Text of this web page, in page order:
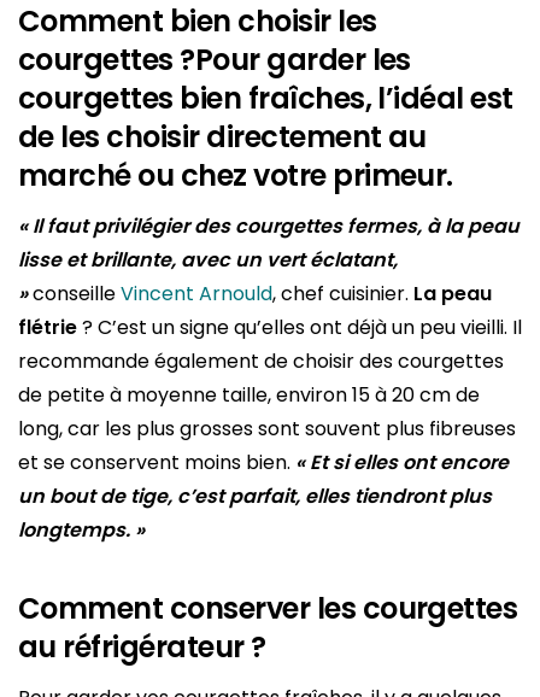
Comment bien choisir les
courgettes ?Pour garder les
courgettes bien fraîches, l’idéal est
de les choisir directement au
marché ou chez votre primeur.
« Il faut privilégier des courgettes fermes, à la peau
lisse et brillante, avec un vert éclatant,
»conseilleVincent Arnould, chef cuisinier. La peau
flétrie? C’est un signe qu’elles ont déjà un peu vieilli. Il
recommande également de choisir des courgettes
de petite à moyenne taille, environ 15 à 20 cm de
long, car les plus grosses sont souvent plus fibreuses
et se conservent moins bien. « Et si elles ont encore
un bout de tige, c’est parfait, elles tiendront plus
longtemps. »
Comment conserver les courgettes
au réfrigérateur ?